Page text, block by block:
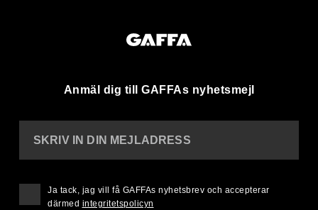
Anmäl dig till GAFFAs nyhetsmejl
SKRIV IN DIN MEJLADRESS
Ja tack, jag vill få GAFFAs nyhetsbrev och accepterar
därmed integritetspolicyn